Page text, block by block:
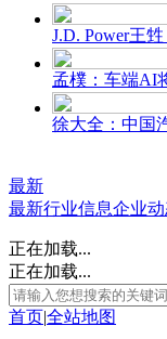
J.D. Power王
孟樸：车端AI
徐大全：中国
最新
最新行业信息企业
正在加载...
正在加载...
首页|全站地图